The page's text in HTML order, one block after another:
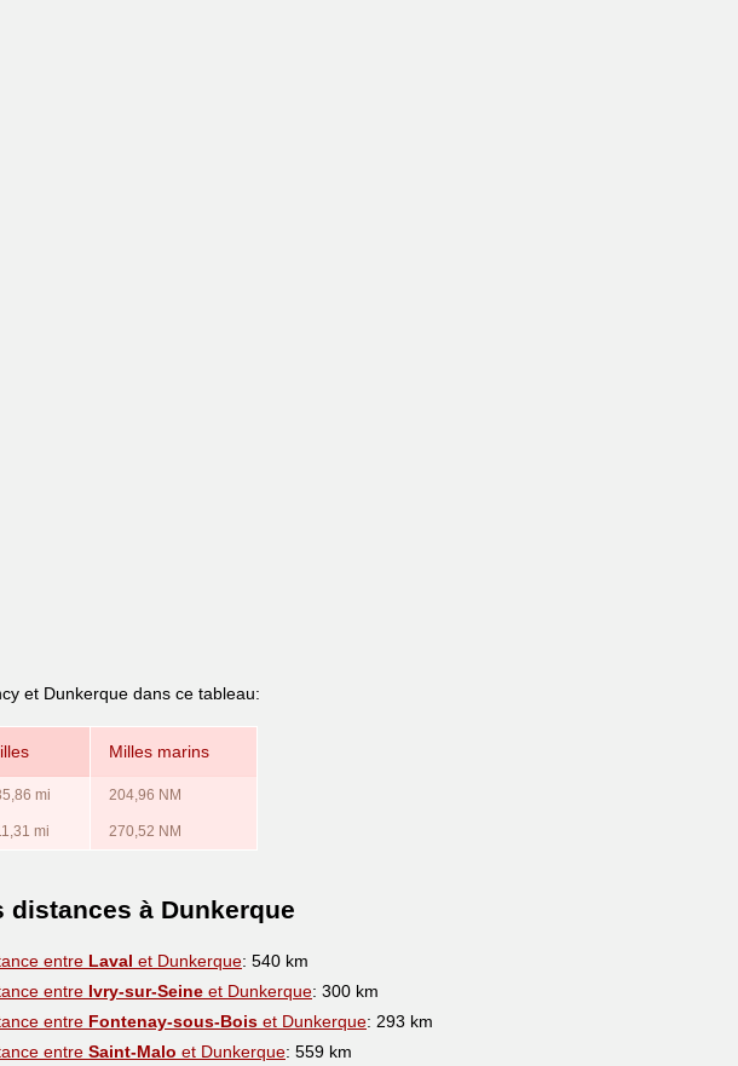
et Dunkerque dans ce tableau:
Milles marins
mi 204,96 NM
mi 270,52 NM
distances à Dunkerque
entre Laval et Dunkerque: 540 km
entre Ivry-sur-Seine et Dunkerque: 300 km
entre Fontenay-sous-Bois et Dunkerque: 293 km
entre Saint-Malo et Dunkerque: 559 km